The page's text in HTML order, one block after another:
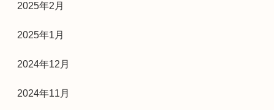
2025年2月
2025年1月
2024年12月
2024年11月